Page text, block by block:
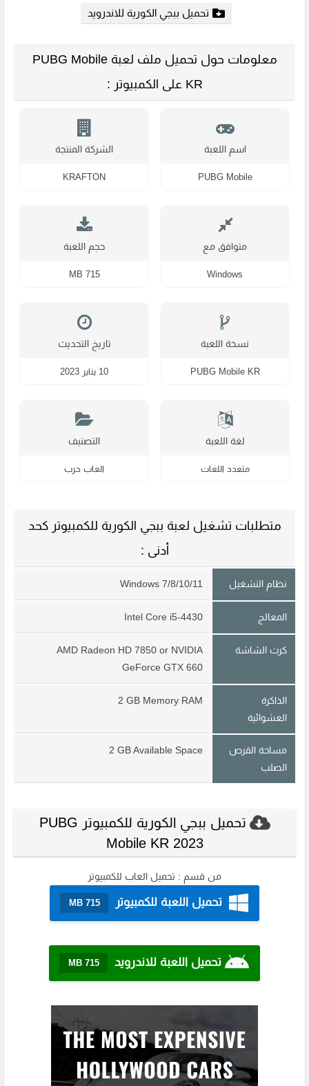
تحميل ببجي الكورية للاندرويد
معلومات حول تحميل ملف لعبة PUBG Mobile
KR على الكمبيوتر :
اسم اللعبة
PUBG Mobile
الشركة المنتجة
KRAFTON
متوافق مع
Windows
حجم اللعبة
715 MB
نسخة اللعبة
PUBG Mobile KR
تاريخ التحديث
10 يناير 2023
لغة اللعبة
متعدد اللغات
التصنيف
العاب حرب
متطلبات تشغيل لعبة ببجي الكورية للكمبيوتر كحد
أدنى :
نظام التشغيل Windows 7/8/10/11
المعالج Intel Core i5-4430
كرت الشاشة
AMD Radeon HD 7850 or NVIDIA
GeForce GTX 660
الذاكرة
العشوائية
2 GB Memory RAM
مساحة القرص
الصلب
2 GB Available Space
تحميل ببجي الكورية للكمبيوتر PUBG
Mobile KR 2023
من قسم : تحميل العاب للكمبيوتر
تحميل اللعبة للكمبيوتر 715 MB
تحميل اللعبة للاندرويد 715 MB